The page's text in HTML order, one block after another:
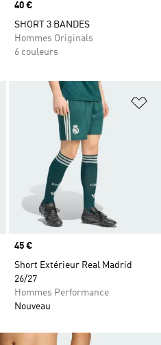
Prix
40 €
SHORT 3 BANDES
Hommes Originals
6 couleurs
Ajouter à la Liste de produits
Prix
45 €
Short Extérieur Real Madrid
26/27
Hommes Performance
Nouveau